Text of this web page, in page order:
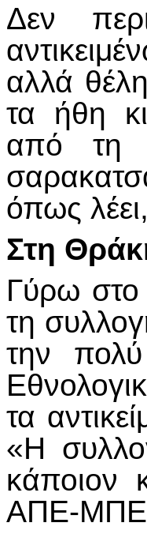
Δεν
αλλά
τα ήθη
από τη
όπως
Στη
Γύρω στο
τη
την
τα
«Η
κάποιον
ΑΠΕ-